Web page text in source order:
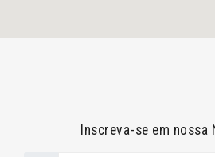
Inscreva-se em nossa